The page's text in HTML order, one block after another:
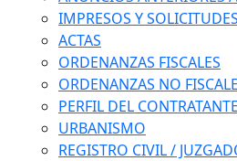
IMPRESOS Y SOLICITUDES
ACTAS
ORDENANZAS FISCALES
ORDENANZAS NO
PERFIL DEL CONTRATANTE
URBANISMO
REGISTRO CIVIL /